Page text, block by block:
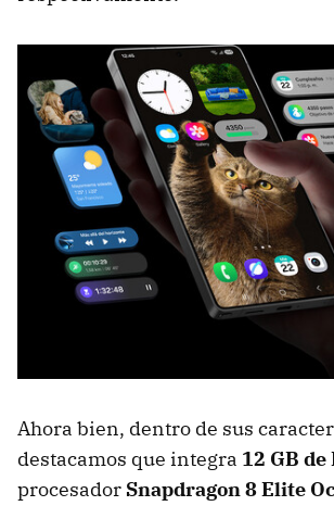
Ahora bien, dentro de sus
destacamos que integra 12 GB de
procesador Snapdragon 8 Elite